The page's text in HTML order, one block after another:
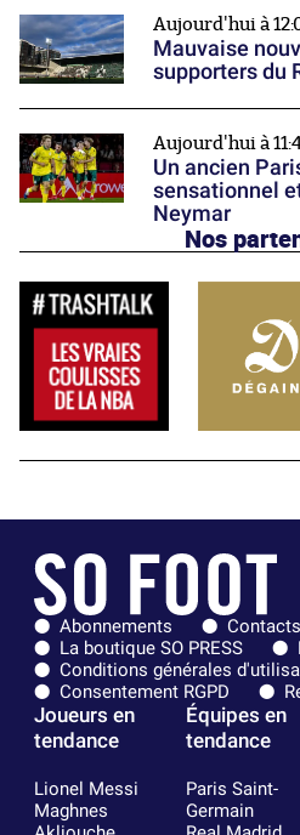
Aujourd'hui à
Mauvaise
supporters du
Aujourd'hui à
Un ancien
sensationnel
Neymar
Nos
Abonnements
Contacts
La boutique SO PRESS
Conditions générales
Consentement RGPD
Joueurs en
tendance
Lionel Messi
Maghnes
Équipes en
tendance
Paris Saint-
Germain